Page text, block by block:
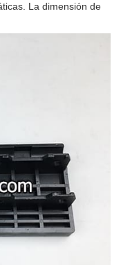
La dimensión de